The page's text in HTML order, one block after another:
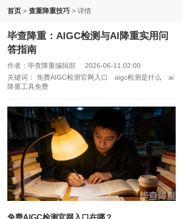
首页 > 查重降重技巧 > 详情
毕查降重：AIGC检测与AI降重实用问
答指南
作者：毕查降重编辑部
2026-06-11 02:00
关键词： 免费AIGC检测官网入口 aigc检测是什么
ai
降重工具免费